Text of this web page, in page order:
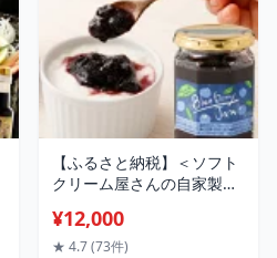
【ふるさと納税】＜ソフト
クリーム屋さんの自家製ブ
個/4個/6個＞2か月以内に順
次出荷 選べる 個数 ジャム
¥12,000
★ 4.7 (73件)